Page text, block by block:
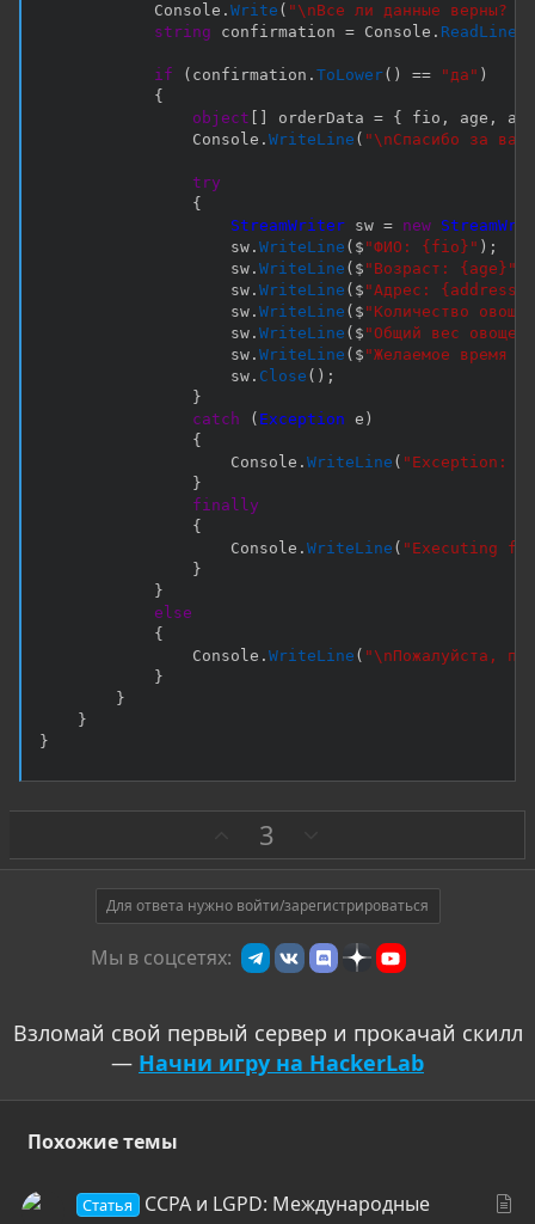
            Console
. Write ( "\nВсе ли данные верны?
string confirmation = Console . ReadLine
if ( confirmation . ToLower( ) == "да" )
{
object
orderData = { fio , age ,
                Console
. WriteLine ( "\nСпасибо за ваш
try
{
StreamWriter sw = new
                    sw
. WriteLine ( $ "ФИО: {fio}" ) ;
                    sw
. WriteLine ( $ "Возраст: {age}"
                    sw
. WriteLine ( $ "Адрес: {address}"
                    sw
. WriteLine ( $ "Количество
                    sw
. WriteLine ( $ "Общий вес
                    sw
. WriteLine ( $ "Желаемое время
                    sw
. Close ( ) ;
}
catch
( Exception e )
{
                    Console
. WriteLine ( "Exception: "
}
finally
{
                    Console
. WriteLine ( "Executing
}
}
else
{
                Console
. WriteLine ( "\nПожалуйста,
}
}
}
}
а
3
р
о
т
и
в
Для ответа нужно войти/зарегистрироваться
Мы в соцсетях:
Взломай свой первый сервер и прокачай скилл
— Начни игру на HackerLab
Похожие темы
Статья
CCPA и LGPD: Международные